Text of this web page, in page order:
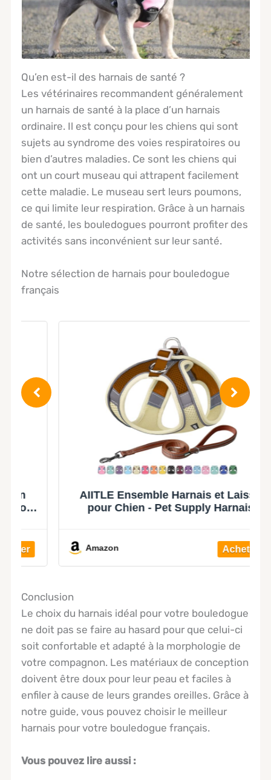
Qu’en est-il des harnais de santé ?
Les vétérinaires recommandent généralement
un harnais de santé à la place d’un harnais
ordinaire. Il est conçu pour les chiens qui sont
sujets au syndrome des voies respiratoires ou
bien d’autres maladies. Ce sont les chiens qui
ont un court museau qui attrapent facilement
cette maladie. Le museau sert leurs poumons,
ce qui limite leur respiration. Grâce à un harnais
de santé, les bouledogues pourront profiter des
activités sans inconvénient sur leur santé.
Notre sélection de harnais pour bouledogue
français
AIITLE Ensemble Harnais et Laisse
pour Chien - Pet Supply Harnais
Les Chiens de Taille Moyenne Beige L
Amazon
Conclusion
Le choix du harnais idéal pour votre bouledogue
ne doit pas se faire au hasard pour que celui-ci
soit confortable et adapté à la morphologie de
votre compagnon. Les matériaux de conception
doivent être doux pour leur peau et faciles à
enfiler à cause de leurs grandes oreilles. Grâce à
notre guide, vous pouvez choisir le meilleur
harnais pour votre bouledogue français.
Vous pouvez lire aussi :